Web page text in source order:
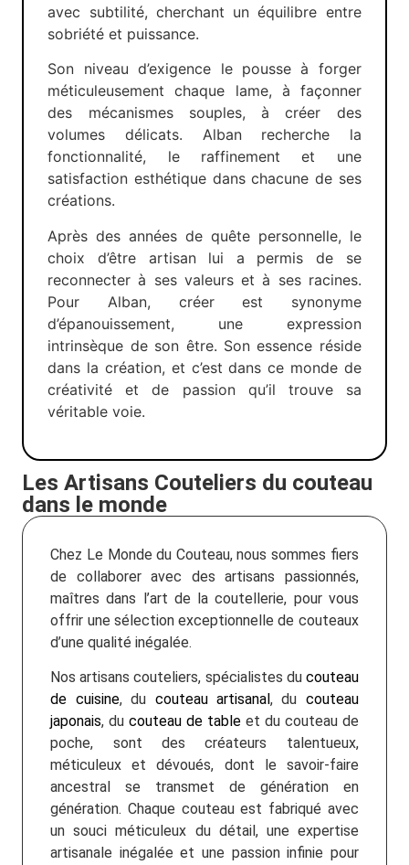
avec subtilité, cherchant un équilibre entre
sobriété et puissance.
Son niveau d’exigence le pousse à forger
méticuleusement chaque lame, à façonner
des mécanismes souples, à créer des
volumes délicats. Alban recherche la
fonctionnalité, le raffinement et une
satisfaction esthétique dans chacune de ses
créations.
Après des années de quête personnelle, le
choix d’être artisan lui a permis de se
reconnecter à ses valeurs et à ses racines.
Pour Alban, créer est synonyme
d’épanouissement, une expression
intrinsèque de son être. Son essence réside
dans la création, et c’est dans ce monde de
créativité et de passion qu’il trouve sa
véritable voie.
Les Artisans Couteliers du couteau
dans le monde
Chez Le Monde du Couteau, nous sommes fiers
de collaborer avec des artisans passionnés,
maîtres dans l’art de la coutellerie, pour vous
offrir une sélection exceptionnelle de couteaux
d’une qualité inégalée.
Nos artisans couteliers, spécialistes du couteau
de cuisine, du couteau artisanal , du couteau
japonais, ducouteau de table et du couteau de
poche, sont des créateurs talentueux,
méticuleux et dévoués, dont le savoir-faire
ancestral se transmet de génération en
génération. Chaque couteau est fabriqué avec
un souci méticuleux du détail, une expertise
artisanale inégalée et une passion infinie pour